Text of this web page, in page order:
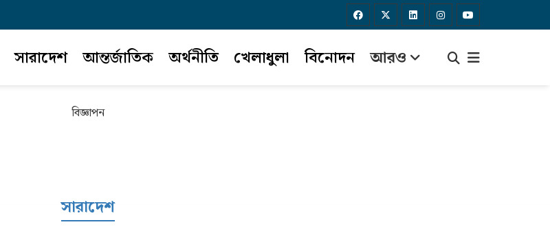
সারাদেশ আন্তর্জাতিক অর্থনীতি খেলাধুলা বিনোদন আরও
বিজ্ঞাপন
সারাদেশ